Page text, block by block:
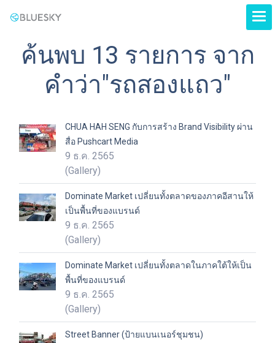
ค้นพบ 13 รายการ จาก
คำว่า"รถสองแถว"
CHUA HAH SENG กับการสร้าง Brand Visibility ผ่าน
สื่อ Pushcart Media
9 ธ.ค. 2565
(Gallery)
Dominate Market เปลี่ยนทั้งตลาดของภาคอีสานให้
เป็นพื้นที่ของแบรนด์
9 ธ.ค. 2565
(Gallery)
Dominate Market เปลี่ยนทั้งตลาดในภาคใต้ให้เป็น
พื้นที่ของแบรนด์
9 ธ.ค. 2565
(Gallery)
Street Banner (ป้ายแบนเนอร์ชุมชน)